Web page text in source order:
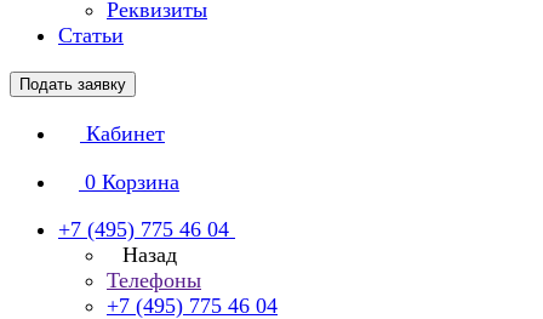
Реквизиты
Статьи
Подать заявку
Кабинет
0 Корзина
+7 (495) 775 46 04
Назад
Телефоны
+7 (495) 775 46 04